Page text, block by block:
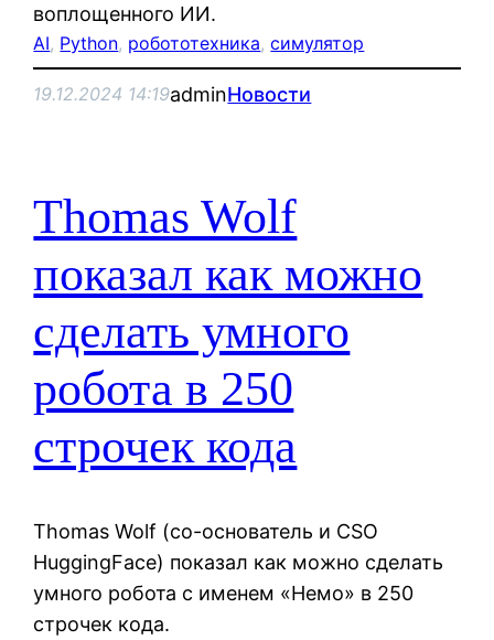
воплощенного ИИ.
AI, Python, робототехника, симулятор
19.12.2024 14:19adminНовости
Thomas Wolf
показал как можно
сделать умного
робота в 250
строчек кода
Thomas Wolf (со-основатель и CSO
HuggingFace) показал как можно сделать
умного робота с именем «Немо» в 250
строчек кода.